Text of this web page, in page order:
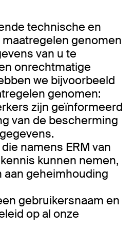
technische en
genomen
van u te
onrechtmatige
we bijvoorbeeld
genomen:
zijn geïnformeerd
van de bescherming
namens ERM van
kunnen nemen,
aan geheimhouding
gebruikersnaam en
op al onze